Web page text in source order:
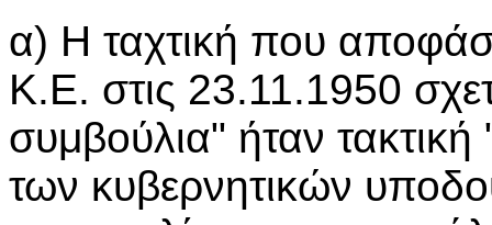
α) Η ταχτική που
Κ.Ε. στις 23.11.1950
συμβούλια" ήταν
των κυβερνητικών